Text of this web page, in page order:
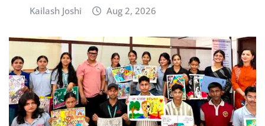
Kailash Joshi Aug 2, 2026